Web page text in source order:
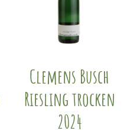
Clemens Busch
Riesling trocken
2024